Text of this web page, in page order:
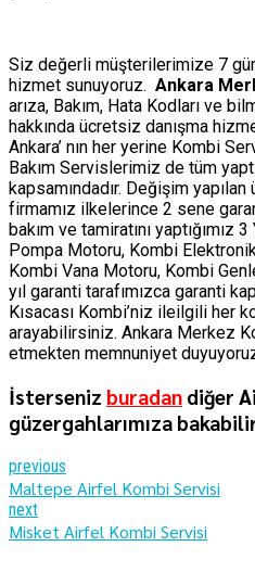
Siz değerli müşterilerimize 7
hizmet sunuyoruz. Ankara
arıza, Bakım, Hata Kodları ve
hakkında ücretsiz danışma
Ankara’ nın her yerine Kombi
Bakım Servislerimiz de tüm
kapsamındadır. Değişim yapılan
firmamız ilkelerince 2 sene
bakım ve tamiratını
Pompa Motoru, Kombi
Kombi Vana Motoru, Kombi
yıl garanti tarafımızca garanti
Kısacası Kombi’niz ileilgili her
arayabilirsiniz. Ankara Merkez
etmekten memnuniyet
İsterseniz buradan diğer
güzergahlarımıza
previous
Maltepe Airfel Kombi Servisi
next
Misket Airfel Kombi Servisi